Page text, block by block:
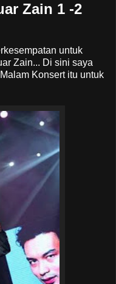
Zain 1 -2
untuk
Zain... Di sini saya
Konsert itu untuk